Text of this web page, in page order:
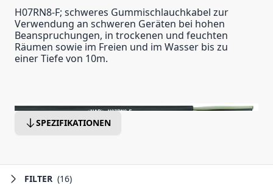
H07RN8-F; schweres Gummischlauchkabel zur
Verwendung an schweren Geräten bei hohen
Beanspruchungen, in trockenen und feuchten
Räumen sowie im Freien und im Wasser bis zu
einer Tiefe von 10m.
SPEZIFIKATIONEN
FILTER (16)